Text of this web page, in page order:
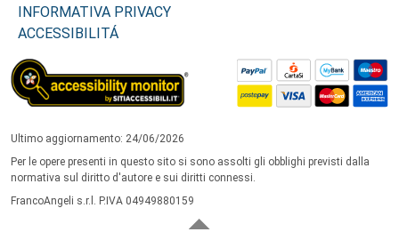
INFORMATIVA PRIVACY
ACCESSIBILITÁ
Ultimo aggiornamento: 24/06/2026
Per le opere presenti in questo sito si sono assolti gli obblighi previsti dalla
normativa sul diritto d'autore e sui diritti connessi.
FrancoAngeli s.r.l. P.IVA 04949880159